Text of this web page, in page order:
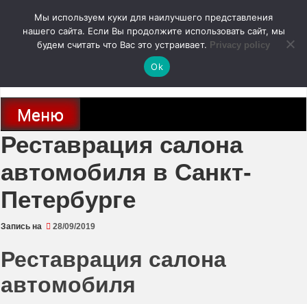
содержимому
autodoc24.ru
Новости про современные автомобили и не только, новинки зарубежного
и отечественного автопрома
Меню
Реставрация салона
автомобиля в Санкт-
Петербурге
Запись на 28/09/2019
Реставрация салона
автомобиля
Мы используем куки для наилучшего представления
нашего сайта. Если Вы продолжите использовать сайт, мы
будем считать что Вас это устраивает. Privacy policy
Ok